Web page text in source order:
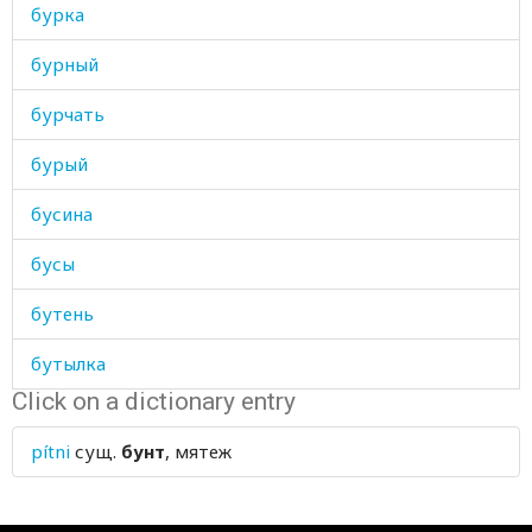
бурка
бурный
бурчать
бурый
бусина
бусы
бутень
бутылка
буфет
бухгалтер
Click on a dictionary entry
pítni сущ. бунт, мятеж